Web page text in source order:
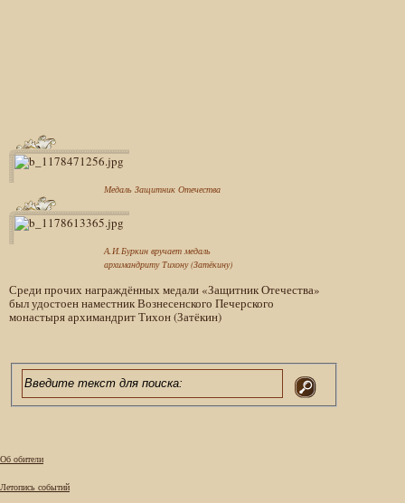
Медаль Защитник Отечества
А.И.Буркин вручает медаль
архимандриту Тихону (Затёкину)
Среди прочих награждённых медали «Защитник Отечества»
был удостоен наместник Вознесенского Печерского
монастыря архимандрит Тихон (Затёкин)
Об обители
Летопись событий